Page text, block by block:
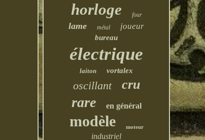
horloge four
lame métal joueur
bureau
électrique
laiton vortalex
oscillant cru
rare en général
modèle moteur
industriel